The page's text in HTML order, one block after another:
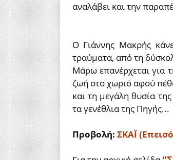
αναλάβει και την
Ο Γιάννης Μακρής
τραύματα, από τη
Μάρω επανέρχεται για
ζωή στο χωριό αφού
και τη μεγάλη θυσία
τα γενέθλια της Πηγής...
Προβολή: ΣΚΑΪ